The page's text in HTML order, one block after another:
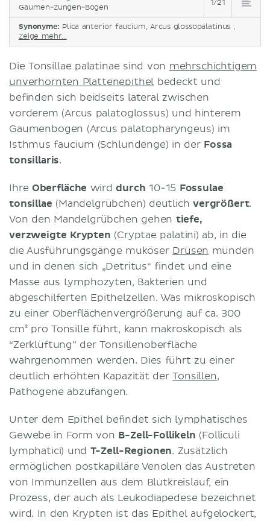
Gaumen-Zungen-Bogen
1/21
Synonyme: Plica anterior faucium, Arcus glossopalatinus ,
Zeige mehr...
Die Tonsillae palatinae sind von mehrschichtigem
unverhornten Plattenepithel bedeckt und
befinden sich beidseits lateral zwischen
vorderem (Arcus palatoglossus) und hinterem
Gaumenbogen (Arcus palatopharyngeus) im
Isthmus faucium (Schlundenge) in der Fossa
tonsillaris.
Ihre Oberfläche wirddurch 10-15 Fossulae
tonsillae (Mandelgrübchen) deutlichvergrößert.
Von den Mandelgrübchen gehen tiefe,
verzweigte Krypten (Cryptae palatini) ab, in die
die Ausführungsgänge muköser Drüsen münden
und in denen sich „Detritus“ findet und eine
Masse aus Lymphozyten, Bakterien und
abgeschilferten Epithelzellen. Was mikroskopisch
zu einer Oberflächenvergrößerung auf ca. 300
cm² pro Tonsille führt, kann makroskopisch als
“Zerklüftung” der Tonsillenoberfläche
wahrgenommen werden. Dies führt zu einer
deutlich erhöhten Kapazität derTonsillen,
Pathogene abzufangen.
Unter dem Epithel befindet sich lymphatisches
Gewebe in Form von B-Zell-Follikeln (Folliculi
lymphatici) und T-Zell-Regionen. Zusätzlich
ermöglichen postkapilläre Venolen das Austreten
von Immunzellen aus dem Blutkreislauf, ein
Prozess, der auch als Leukodiapedese bezeichnet
wird. In den Krypten ist das Epithel aufgelockert,